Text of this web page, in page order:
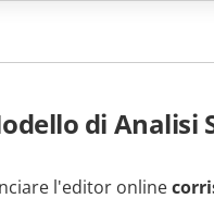
di Analisi
l'editor online